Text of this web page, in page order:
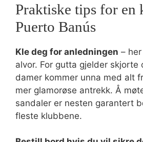
Praktiske tips for en
Puerto Banús
Kle deg for anledningen –
alvor. For gutta gjelder skjorte
damer kommer unna med alt
mer glamorøse antrekk. Å
sandaler er nesten garantert
fleste klubbene.